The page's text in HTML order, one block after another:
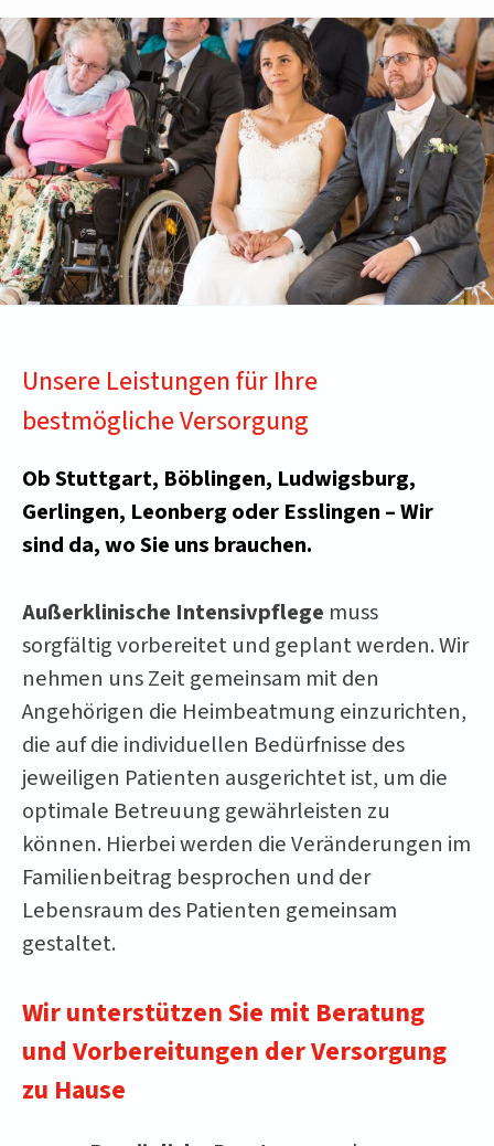
Unsere Leistungen für Ihre
bestmögliche Versorgung
Ob Stuttgart, Böblingen, Ludwigsburg,
Gerlingen, Leonberg oder Esslingen – Wir
sind da, wo Sie uns brauchen.
Außerklinische Intensivpflege muss
sorgfältig vorbereitet und geplant werden. Wir
nehmen uns Zeit gemeinsam mit den
Angehörigen die Heimbeatmung einzurichten,
die auf die individuellen Bedürfnisse des
jeweiligen Patienten ausgerichtet ist, um die
optimale Betreuung gewährleisten zu
können. Hierbei werden die Veränderungen im
Familienbeitrag besprochen und der
Lebensraum des Patienten gemeinsam
gestaltet.
Wir unterstützen Sie mit Beratung
und Vorbereitungen der Versorgung
zu Hause